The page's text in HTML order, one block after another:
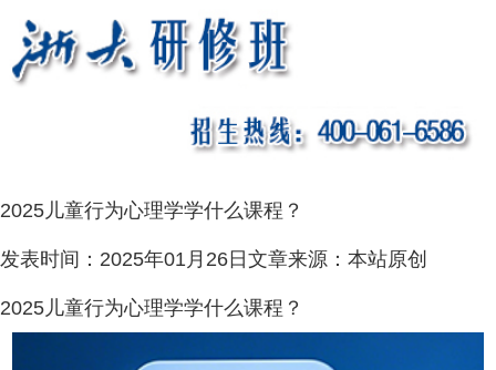
2025儿童行为心理学学什么课程？
发表时间： 2025年01月26日 文章来源： 本站原创
2025儿童行为心理学学什么课程？